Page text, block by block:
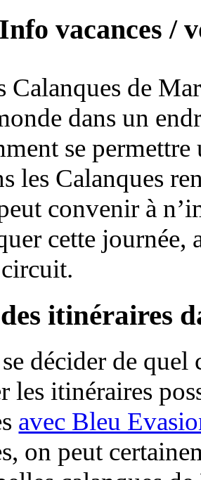
vacances /
Calanques de
dans un
se permettre
les Calanques
convenir à
cette journée,
itinéraires
décider de
les itinéraires
avec Bleu
on peut